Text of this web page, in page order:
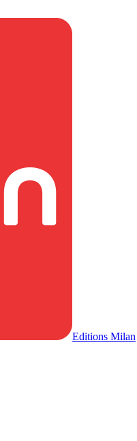
Editions Milan